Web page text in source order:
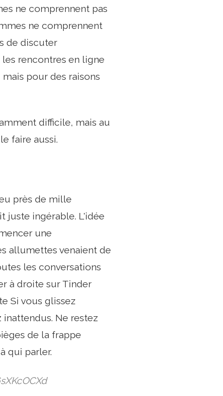
ne comprennent pas
ne comprennent
de discuter
les rencontres en ligne
pour des raisons
difficile, mais au
faire aussi.
près de mille
juste ingérable. L'idée
une
allumettes venaient de
les conversations
à droite sur Tinder
Si vous glissez
Ne restez
de la frappe
qui parler.